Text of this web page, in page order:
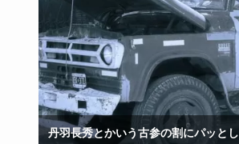
丹羽長秀とかいう古参の割にパッと